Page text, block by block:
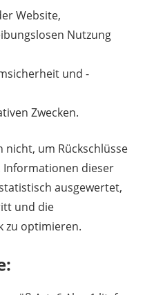
Website,
Nutzung
und -
Zwecken.
um Rückschlüsse
Informationen dieser
ausgewertet,
und die
zu optimieren.